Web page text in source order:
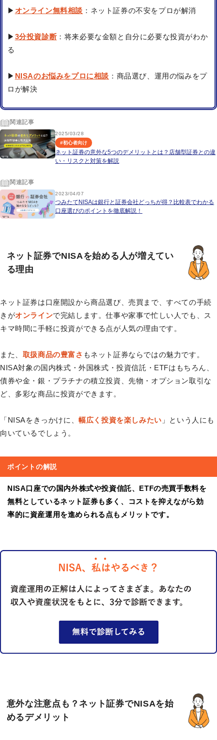
▶ オンライン無料相談 ：ネット証券の不安をプロが解消
▶ 3分投資診断：将来必要な金額と自分に必要な投資がわか
る
▶ NISAのお悩みをプロに相談 ：商品選び、運用の悩みをプ
ロが解決
関連記事
2025/03/28
#初心者向け
ネット証券の意外な5つのデメリットとは？店舗型証券との違
い・リスクと対策を解説
関連記事
2023/04/07
つみたてNISAは銀行と証券会社どっちが得？比較表でわかる
口座選びのポイントを徹底解説！
ネット証券でNISAを始める人が増えてい
る理由
ネット証券は口座開設から商品選び、売買まで、すべての手続
きがオンラインで完結します。仕事や家事で忙しい人でも、ス
キマ時間に手軽に投資ができる点が人気の理由です。
また、 取扱商品の豊富さ もネット証券ならではの魅力です。
NISA対象の国内株式・外国株式・投資信託・ETFはもちろん、
債券や金・銀・プラチナの積立投資、先物・オプション取引な
ど、多彩な商品に投資ができます。
「NISAをきっかけに、幅広く投資を楽しみたい 」という人にも
向いているでしょう。
ポイントの解説
NISA口座での国内外株式や投資信託、ETFの売買手数料を
無料としているネット証券も多く、コストを抑えながら効
率的に資産運用を進められる点もメリットです。
意外な注意点も？ネット証券でNISAを始
めるデメリット